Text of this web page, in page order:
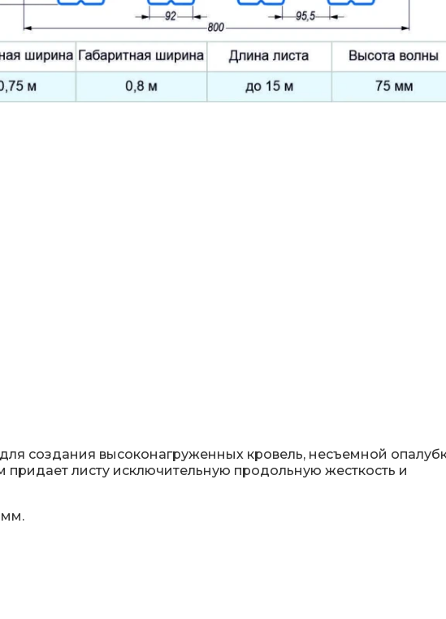
создания высоконагруженных кровель, несъемной
листу исключительную продольную жесткость и
мм.